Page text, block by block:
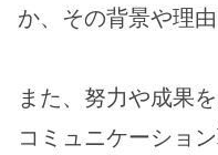
か、その背景や理由
また、努力や成果
コミュニケーショ